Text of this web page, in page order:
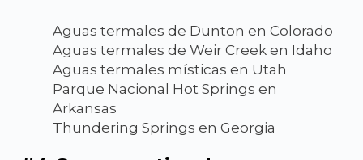
Aguas termales de Dunton en Colorado
Aguas termales de Weir Creek en Idaho
Aguas termales místicas en Utah
Parque Nacional Hot Springs en
Arkansas
Thundering Springs en Georgia